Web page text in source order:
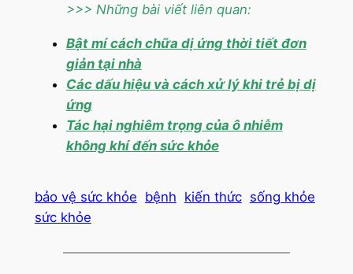
>>> Những bài viết liên quan:
Bật mí cách chữa dị ứng thời tiết đơn
giản tại nhà
Các dấu hiệu và cách xử lý khi trẻ bị dị
ứng
Tác hại nghiêm trọng của ô nhiễm
không khí đến sức khỏe
bảo vệ sức khỏe bệnh kiến thức sống khỏe
sức khỏe